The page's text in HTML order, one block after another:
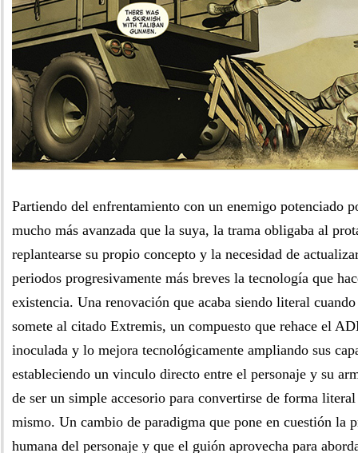
Partiendo del enfrentamiento con un enemigo potenciado
mucho más avanzada que la suya, la trama obligaba al
replantearse su propio concepto y la necesidad de
periodos progresivamente más breves la tecnología que
existencia. Una renovación que acaba siendo literal
somete al citado Extremis, un compuesto que rehace el
inoculada y lo mejora tecnológicamente ampliando sus
estableciendo un vinculo directo entre el personaje y su
de ser un simple accesorio para convertirse de forma
mismo. Un cambio de paradigma que pone en cuestión la
humana del personaje y que el guión aprovecha para